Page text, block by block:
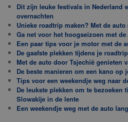
Dit zijn leuke festivals in Nederland
overnachten
Unieke roadtrip maken? Met de
Ga net voor het hoogseizoen met
Een paar tips voor je motor met de
De gaafste plekken tijdens je
Met de auto door Tsjechië genieten
De beste manieren om een kano op
Tips voor een weekendje weg naar
De leukste plekken om te bezoeken
Slowakije in de lente
Een weekendje weg met de auto